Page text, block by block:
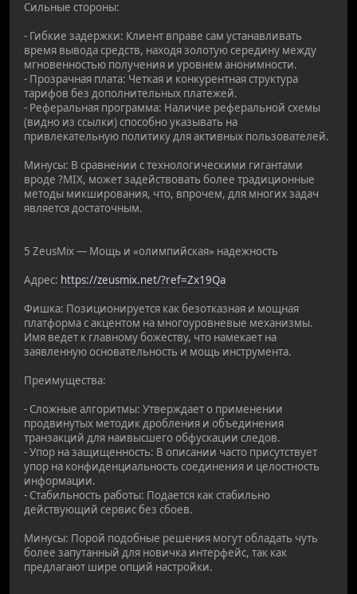
Сильные стороны:
- Гибкие задержки: Клиент вправе сам устанавливать
время вывода средств, находя золотую середину между
мгновенностью получения и уровнем анонимности.
- Прозрачная плата: Четкая и конкурентная структура
тарифов без дополнительных платежей.
- Реферальная программа: Наличие реферальной схемы
(видно из ссылки) способно указывать на
привлекательную политику для активных пользователей.
Минусы: В сравнении с технологическими гигантами
вроде ?MIX, может задействовать более традиционные
методы микширования, что, впрочем, для многих задач
является достаточным.
5 ZeusMix — Мощь и «олимпийская» надежность
Адрес: https://zeusmix.net/?ref=Zx19Qa
Фишка: Позиционируется как безотказная и мощная
платформа с акцентом на многоуровневые механизмы.
Имя ведет к главному божеству, что намекает на
заявленную основательность и мощь инструмента.
Преимущества:
- Сложные алгоритмы: Утверждает о применении
продвинутых методик дробления и объединения
транзакций для наивысшего обфускации следов.
- Упор на защищенность: В описании часто присутствует
упор на конфиденциальность соединения и целостность
информации.
- Стабильность работы: Подается как стабильно
действующий сервис без сбоев.
Минусы: Порой подобные решения могут обладать чуть
более запутанный для новичка интерфейс, так как
предлагают шире опций настройки.